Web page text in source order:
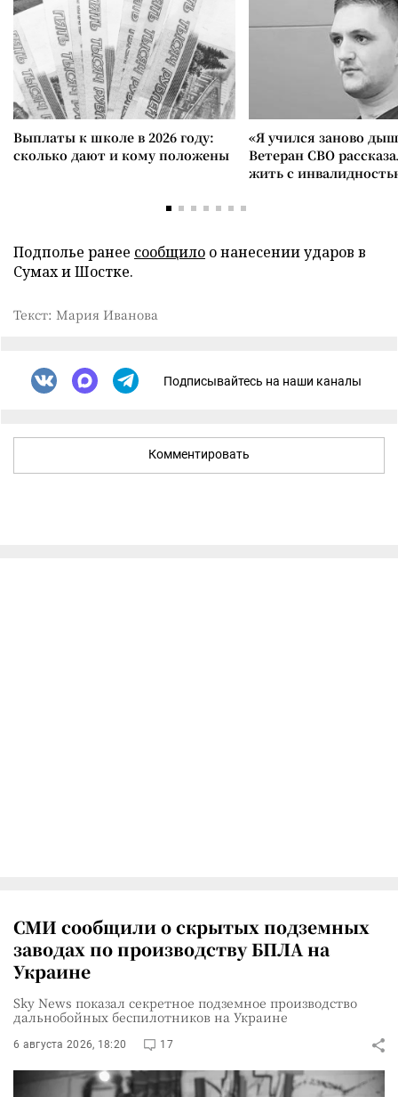
Выплаты к школе в 2026 году:
сколько дают и кому положены
«Я учился заново
Ветеран СВО
жить с
Подполье ранее сообщило о нанесении ударов в
Сумах и Шостке.
Текст: Мария Иванова
Подписывайтесь на наши каналы
Комментировать
СМИ сообщили о скрытых подземных
заводах по производству БПЛА на
Украине
Sky News показал секретное подземное производство
дальнобойных беспилотников на Украине
6 августа 2026, 18:20 17